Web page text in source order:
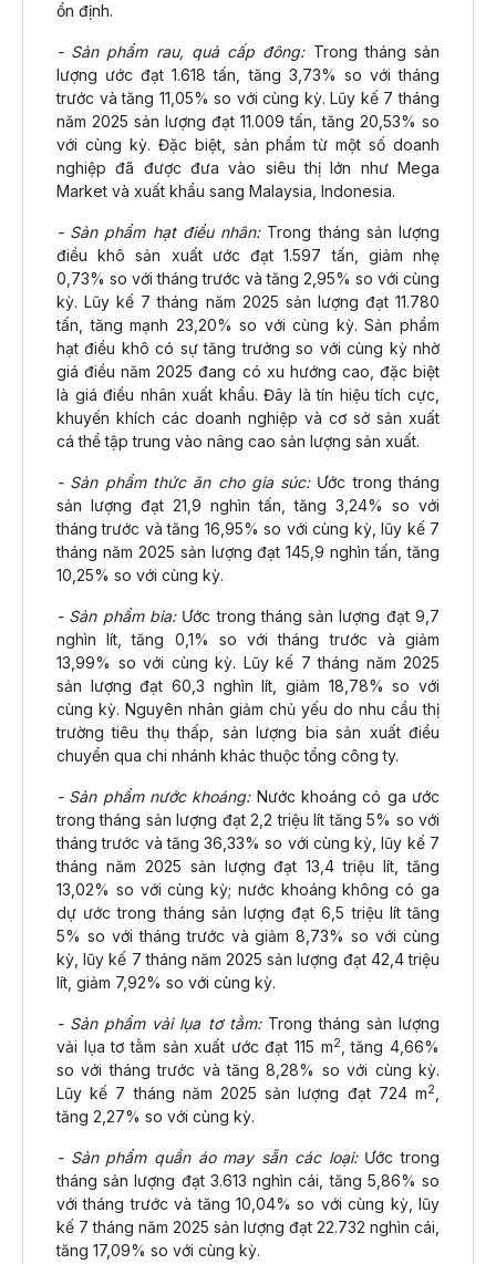
ổn định.
- Sản phẩm rau, quả cấp đông:Trong tháng sản
lượng ước đạt 1.618 tấn, tăng 3,73% so với tháng
trước và tăng 11,05% so với cùng kỳ. Lũy kế 7 tháng
năm 2025 sản lượng đạt 11.009 tấn, tăng 20,53% so
với cùng kỳ. Đặc biệt, sản phẩm từ một số doanh
nghiệp đã được đưa vào siêu thị lớn như Mega
Market và xuất khẩu sang Malaysia, Indonesia.
- Sản phẩm hạt điều nhân:Trong tháng sản lượng
điều khô sản xuất ước đạt 1.597 tấn, giảm nhẹ
0,73% so với tháng trước và tăng 2,95% so với cùng
kỳ. Lũy kế 7 tháng năm 2025 sản lượng đạt 11.780
tấn, tăng mạnh 23,20% so với cùng kỳ. Sản phẩm
hạt điều khô có sự tăng trưởng so với cùng kỳ nhờ
giá điều năm 2025 đang có xu hướng cao, đặc biệt
là giá điều nhân xuất khẩu. Đây là tín hiệu tích cực,
khuyến khích các doanh nghiệp và cơ sở sản xuất
cá thể tập trung vào nâng cao sản lượng sản xuất.
- Sản phẩm thức ăn cho gia súc:Ước trong tháng
sản lượng đạt 21,9 nghìn tấn, tăng 3,24% so với
tháng trước và tăng 16,95% so với cùng kỳ, lũy kế 7
tháng năm 2025 sản lượng đạt 145,9 nghìn tấn, tăng
10,25% so với cùng kỳ.
- Sản phẩm bia:Ước trong tháng sản lượng đạt 9,7
nghìn lít, tăng 0,1% so với tháng trước và giảm
13,99% so với cùng kỳ. Lũy kế 7 tháng năm 2025
sản lượng đạt 60,3 nghìn lít, giảm 18,78% so với
cùng kỳ. Nguyên nhân giảm chủ yếu do nhu cầu thị
trường tiêu thụ thấp, sản lượng bia sản xuất điều
chuyển qua chi nhánh khác thuộc tổng công ty.
- Sản phẩm nước khoáng:Nước khoáng có ga ước
trong tháng sản lượng đạt 2,2 triệu lít tăng 5% so với
tháng trước và tăng 36,33% so với cùng kỳ, lũy kế 7
tháng năm 2025 sản lượng đạt 13,4 triệu lít, tăng
13,02% so với cùng kỳ; nước khoáng không có ga
dự ước trong tháng sản lượng đạt 6,5 triệu lít tăng
5% so với tháng trước và giảm 8,73% so với cùng
kỳ, lũy kế 7 tháng năm 2025 sản lượng đạt 42,4 triệu
lít, giảm 7,92% so với cùng kỳ.
- Sản phẩm vải lụa tơ tằm:Trong tháng sản lượng
vải lụa tơ tằm sản xuất ước đạt 115 m2
, tăng 4,66%
so với tháng trước và tăng 8,28% so với cùng kỳ.
Lũy kế 7 tháng năm 2025 sản lượng đạt 724 m2
tăng 2,27% so với cùng kỳ.
- Sản phẩm quần áo may sẵn các loại:Ước trong
tháng sản lượng đạt 3.613 nghìn cái, tăng 5,86% so
với tháng trước và tăng 10,04% so với cùng kỳ, lũy
kế 7 tháng năm 2025 sản lượng đạt 22.732 nghìn cái,
tăng 17,09% so với cùng kỳ.